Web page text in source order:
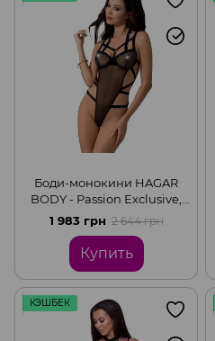
Боди-монокини HAGAR
BODY - Passion Exclusive,
Black, S/M
1 983 грн 2 644 грн
Купить
КЭШБЕК